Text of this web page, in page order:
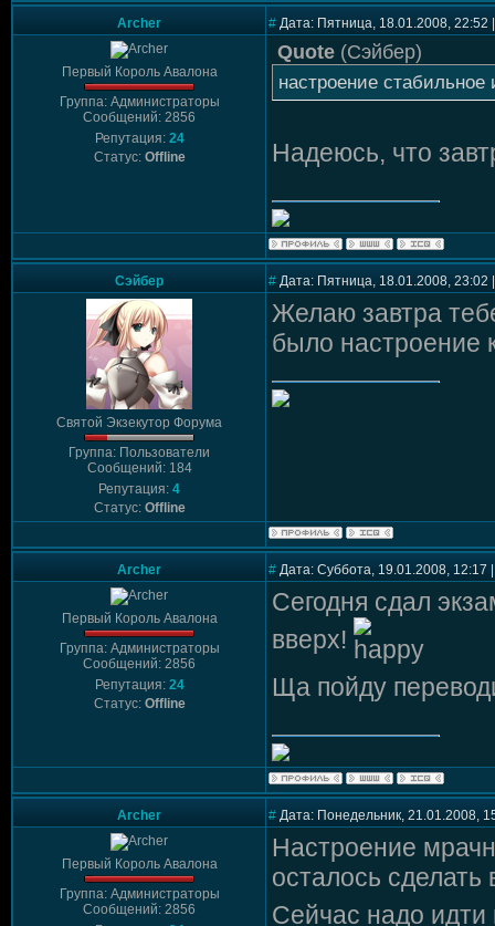
Archer # Дата: Пятница, 18.01.2008,
Первый Король Авалона
Группа: Администраторы
Сообщений: 2856
Репутация: 24
Статус: Offline
Quote (Сэйбер)
настроение
Надеюсь, что
Сэйбер # Дата: Пятница, 18.01.2008,
Святой Экзекутор Форума
Группа: Пользователи
Сообщений: 184
Репутация: 4
Статус: Offline
Желаю завтра
было настроение
Archer # Дата: Суббота, 19.01.2008,
Первый Король Авалона
Группа: Администраторы
Сообщений: 2856
Репутация: 24
Статус: Offline
Сегодня сдал
вверх!
Ща пойду
Archer # Дата: Понедельник, 21.01.2008,
Первый Король Авалона
Группа: Администраторы
Сообщений: 2856
Настроение
осталось
Сейчас надо